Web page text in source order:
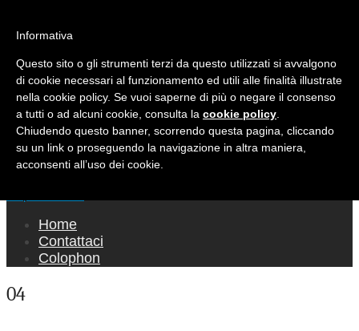
Mondo Italiano nel Mondo
LE INTERVISTE SONO AGLI ITALIANI CHE
RICOPRONO RUOLI ISTITUZIONALI, A
QUELLI CHE RAPPRESENTANO LA SOCIETÀ E
A CHI È UN "COMUNE CITTADINO" ...
PER TUTTO QUESTO SIAMO "ORGOGLIOSI
DI ESSERE ITALIANI"
Home
Contattaci
Colophon
04
Informativa
Questo sito o gli strumenti terzi da questo utilizzati si avvalgono
di cookie necessari al funzionamento ed utili alle finalità illustrate
nella cookie policy. Se vuoi saperne di più o negare il consenso
a tutti o ad alcuni cookie, consulta la cookie policy
Chiudendo questo banner, scorrendo questa pagina, cliccando
su un link o proseguendo la navigazione in altra maniera,
acconsenti all’uso dei cookie.